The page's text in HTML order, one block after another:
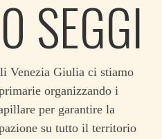
SEGGI
Venezia Giulia ci stiamo
organizzando i
per garantire la
su tutto il territorio